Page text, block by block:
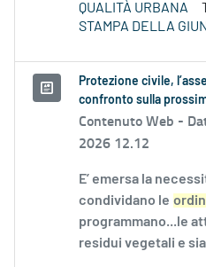
QUALITÀ URBANA
STAMPA DELLA
Protezione civile,
confronto sulla
Contenuto Web -
2026 12.12
E’ emersa la
condividano le
programmano...le
residui vegetali e